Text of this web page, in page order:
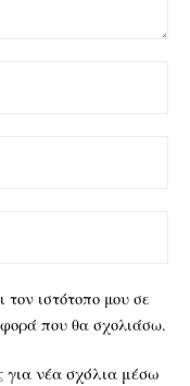
τον ιστότοπο μου σε
που θα σχολιάσω.
για νέα σχόλια μέσω